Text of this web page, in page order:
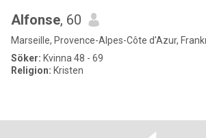
Alfonse, 60
Marseille, Provence-Alpes-Côte d'Azur,
Söker: Kvinna 48 - 69
Religion: Kristen